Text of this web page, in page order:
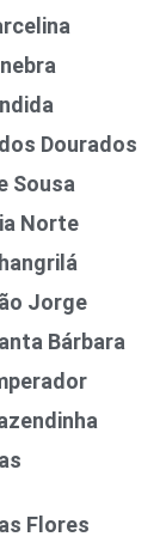
Dourados
Sousa
Norte
Jorge
Bárbara
Flores